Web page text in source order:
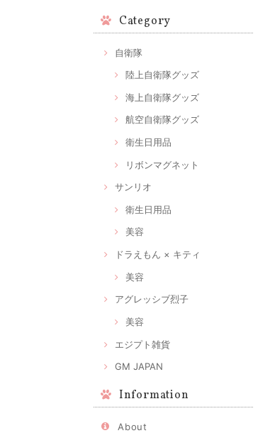
Category
自衛隊
陸上自衛隊グッズ
海上自衛隊グッズ
航空自衛隊グッズ
衛生日用品
リボンマグネット
サンリオ
衛生日用品
美容
ドラえもん × キティ
美容
アグレッシブ烈子
美容
エジプト雑貨
GM JAPAN
Information
About